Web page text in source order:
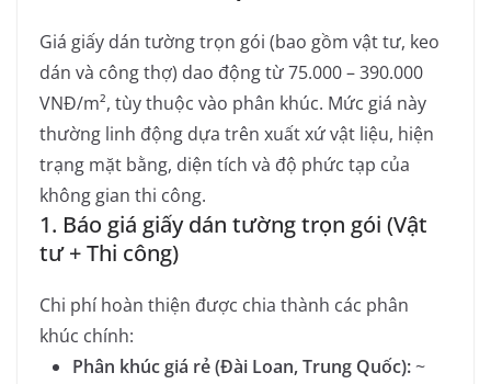
Giá giấy dán tường trọn gói (bao gồm vật tư, keo
dán và công thợ) dao động từ 75.000 – 390.000
VNĐ/m², tùy thuộc vào phân khúc. Mức giá này
thường linh động dựa trên xuất xứ vật liệu, hiện
trạng mặt bằng, diện tích và độ phức tạp của
không gian thi công.
1. Báo giá giấy dán tường trọn gói (Vật
tư + Thi công)
Chi phí hoàn thiện được chia thành các phân
khúc chính:
Phân khúc giá rẻ (Đài Loan, Trung Quốc):~